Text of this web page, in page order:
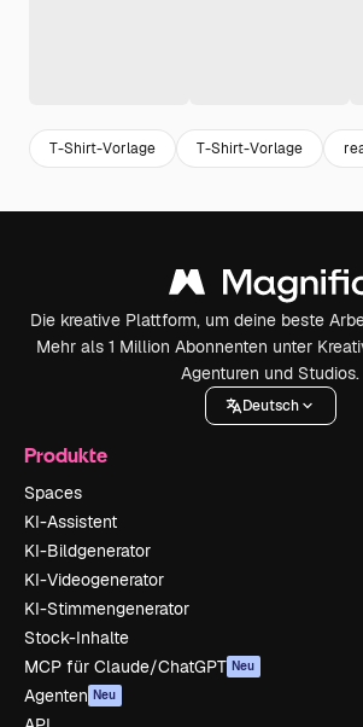
T-Shirt-Vorlage T-Shirt-Vorlage
Die kreative Plattform, um deine beste
Mehr als 1 Million Abonnenten unter
Agenturen und Studios.
Deutsch
Produkte
Spaces
KI-Assistent
KI-Bildgenerator
KI-Videogenerator
KI-Stimmengenerator
Stock-Inhalte
MCP für Claude/ChatGPT Neu
Agenten Neu